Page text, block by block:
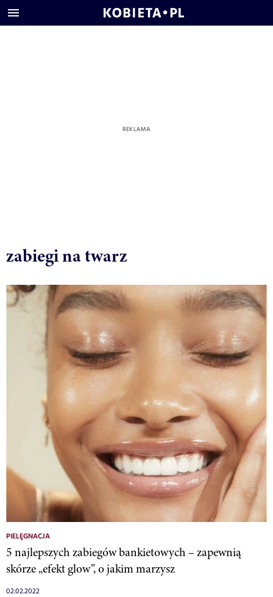
zabiegi na twarz
PIELĘGNACJA
5 najlepszych zabiegów bankietowych – zapewnią
skórze „efekt glow”, o jakim marzysz
02.02.2022